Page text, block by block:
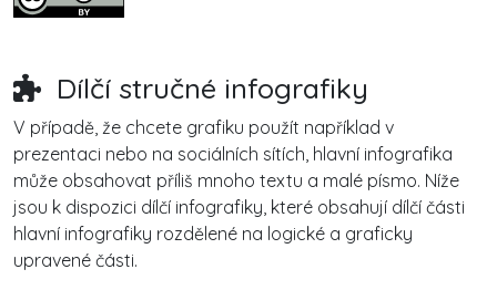
Dílčí stručné infografiky
V případě, že chcete grafiku použít například v
prezentaci nebo na sociálních sítích, hlavní infografika
může obsahovat příliš mnoho textu a malé písmo. Níže
jsou k dispozici dílčí infografiky, které obsahují dílčí části
hlavní infografiky rozdělené na logické a graficky
upravené části.